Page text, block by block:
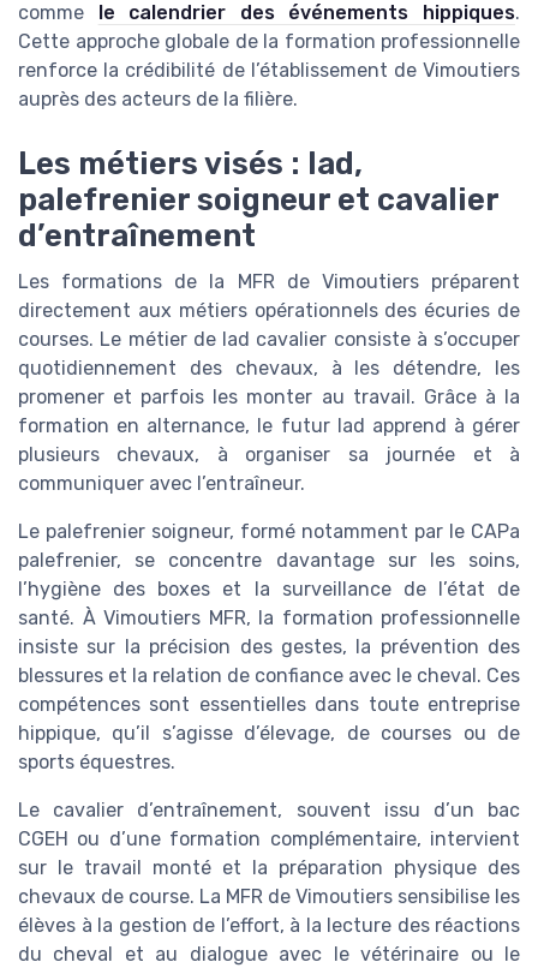
comme
le calendrier des événements hippiques.
Cette approche globale de la formation professionnelle
renforce la crédibilité de l’établissement de Vimoutiers
auprès des acteurs de la filière.
Les métiers visés : lad,
palefrenier soigneur et cavalier
d’entraînement
Les formations de la MFR de Vimoutiers préparent
directement aux métiers opérationnels des écuries de
courses. Le métier de lad cavalier consiste à s’occuper
quotidiennement des chevaux, à les détendre, les
promener et parfois les monter au travail. Grâce à la
formation en alternance, le futur lad apprend à gérer
plusieurs chevaux, à organiser sa journée et à
communiquer avec l’entraîneur.
Le palefrenier soigneur, formé notamment par le CAPa
palefrenier, se concentre davantage sur les soins,
l’hygiène des boxes et la surveillance de l’état de
santé. À Vimoutiers MFR, la formation professionnelle
insiste sur la précision des gestes, la prévention des
blessures et la relation de confiance avec le cheval. Ces
compétences sont essentielles dans toute entreprise
hippique, qu’il s’agisse d’élevage, de courses ou de
sports équestres.
Le cavalier d’entraînement, souvent issu d’un bac
CGEH ou d’une formation complémentaire, intervient
sur le travail monté et la préparation physique des
chevaux de course. La MFR de Vimoutiers sensibilise les
élèves à la gestion de l’effort, à la lecture des réactions
du cheval et au dialogue avec le vétérinaire ou le